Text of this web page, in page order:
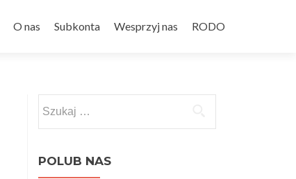
O nas Subkonta Wesprzyj nas RODO
POLUB NAS